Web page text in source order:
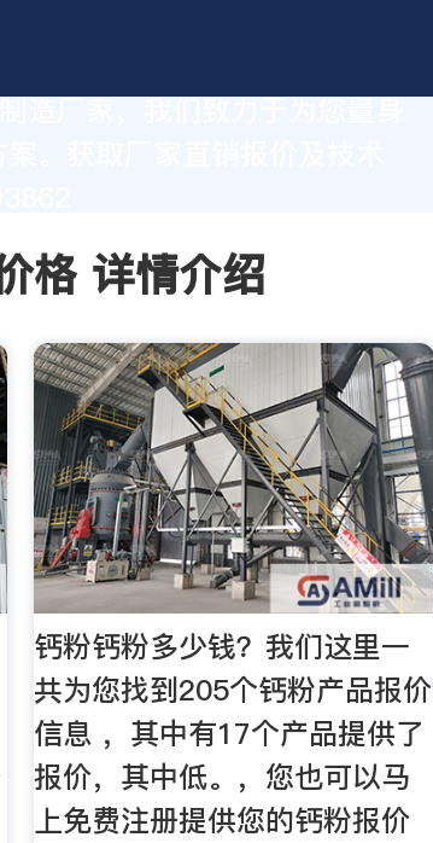
。获取厂家直销报价及技术
格 详情介绍
钙粉钙粉多少钱？我们这里一
共为您找到205个钙粉产品报价
信息 ，其中有17个产品提供了
报价，其中低。，您也可以马
上免费注册提供您的钙粉报价